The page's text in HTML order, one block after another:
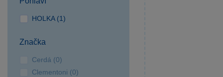
SPEKTRUM
SPARKYS Hradec
Králové
SPARKYS Jihlava
HOLKA (1)
Značka
Cerdá (0)
Clementoni (0)